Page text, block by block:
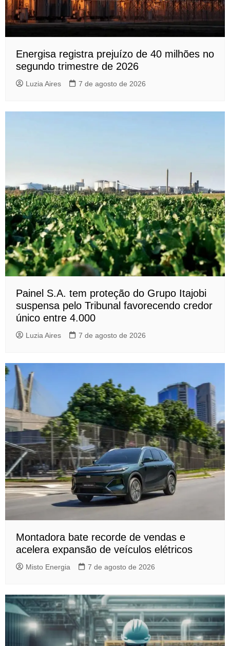
Energisa registra prejuízo de 40 milhões no
segundo trimestre de 2026
Luzia Aires 7 de agosto de 2026
Painel S.A. tem proteção do Grupo Itajobi
suspensa pelo Tribunal favorecendo credor
único entre 4.000
Luzia Aires 7 de agosto de 2026
Montadora bate recorde de vendas e
acelera expansão de veículos elétricos
Misto Energia 7 de agosto de 2026